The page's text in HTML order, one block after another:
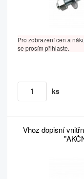
Pro zobrazení cen a
se prosím přihlaste.
ks
Vhoz dopisní